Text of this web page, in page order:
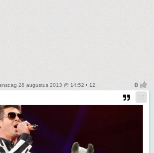
28 augustus 2013 @ 14:52 • 12